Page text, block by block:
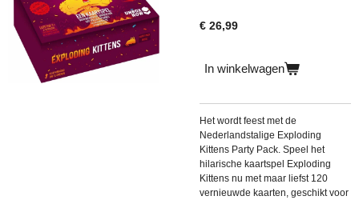
€ 26,99
In winkelwagen
Het wordt feest met de
Nederlandstalige Exploding
Kittens Party Pack. Speel het
hilarische kaartspel Exploding
Kittens nu met maar liefst 120
vernieuwde kaarten, geschikt voor